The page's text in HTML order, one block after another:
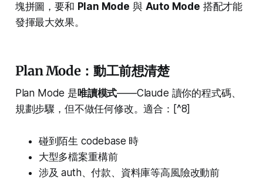
塊拼圖，要和 Plan Mode 與 Auto Mode 搭配才能
發揮最大效果。
Plan Mode：動工前想清楚
Plan Mode 是唯讀模式——Claude 讀你的程式碼、
規劃步驟，但不做任何修改。適合：[^8]
碰到陌生 codebase 時
大型多檔案重構前
涉及 auth、付款、資料庫等高風險改動前